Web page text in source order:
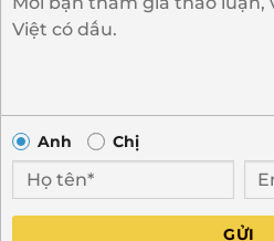
Anh Chị
GỬI